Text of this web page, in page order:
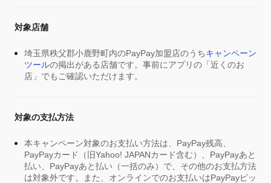
対象店舗
埼玉県秩父郡小鹿野町内のPayPay加盟店のうちキャンペーン
ツールの掲出がある店舗です。事前にアプリの「近くのお
店」でもご確認いただけます。
対象の支払方法
本キャンペーン対象のお支払い方法は、PayPay残高、
PayPayカード（旧Yahoo! JAPANカード含む）、PayPayあと
払い、PayPayあと払い（一括のみ）で、その他のお支払方法
は対象外です。また、オンラインでのお支払いはPayPayピッ